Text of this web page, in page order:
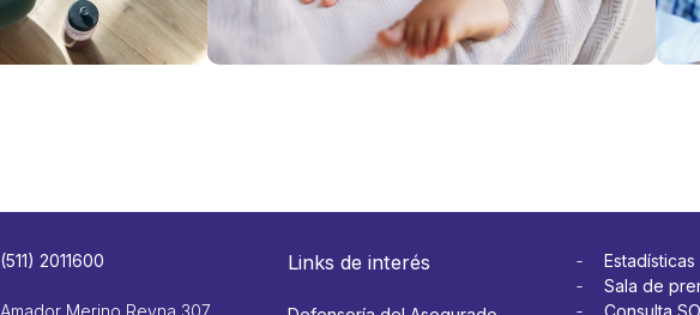
Ver
(511) 2011600
Amador Merino Reyna 307
Links de interés
Estadísticas
Sala de
Consulta